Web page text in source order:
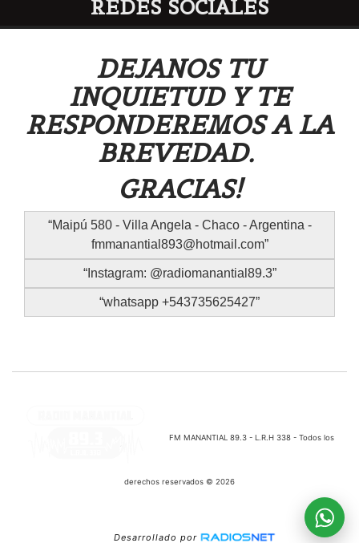
REDES SOCIALES
DEJANOS TU
INQUIETUD Y TE
RESPONDEREMOS A LA
BREVEDAD.
GRACIAS!
Maipú 580 - Villa Angela - Chaco - Argentina -
fmmanantial893@hotmail.com
Instagram: @radiomanantial89.3
whatsapp +543735625427
FM MANANTIAL 89.3 - L.R.H 338 - Todos los
derechos reservados © 2026
Desarrollado por